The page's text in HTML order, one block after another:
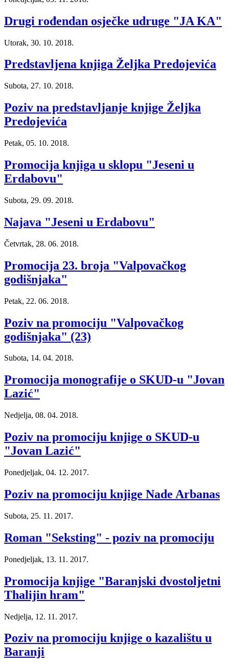
Drugi rođendan osječke udruge "JA KA"
Utorak, 30. 10. 2018.
Predstavljena knjiga Željka Predojevića
Subota, 27. 10. 2018.
Poziv na predstavljanje knjige Željka
Predojevića
Petak, 05. 10. 2018.
Promocija knjiga u sklopu "Jeseni u
Erdabovu"
Subota, 29. 09. 2018.
Najava "Jeseni u Erdabovu"
Četvrtak, 28. 06. 2018.
Promocija 23. broja "Valpovačkog
godišnjaka"
Petak, 22. 06. 2018.
Poziv na promociju "Valpovačkog
godišnjaka" (23)
Subota, 14. 04. 2018.
Promocija monografije o SKUD-u "Jovan
Lazić"
Nedjelja, 08. 04. 2018.
Poziv na promociju knjige o SKUD-u
"Jovan Lazić"
Ponedjeljak, 04. 12. 2017.
Poziv na promociju knjige Nade Arbanas
Subota, 25. 11. 2017.
Roman "Seksting" - poziv na promociju
Ponedjeljak, 13. 11. 2017.
Promocija knjige "Baranjski dvostoljetni
Thalijin hram"
Nedjelja, 12. 11. 2017.
Poziv na promociju knjige o kazalištu u
Baranji